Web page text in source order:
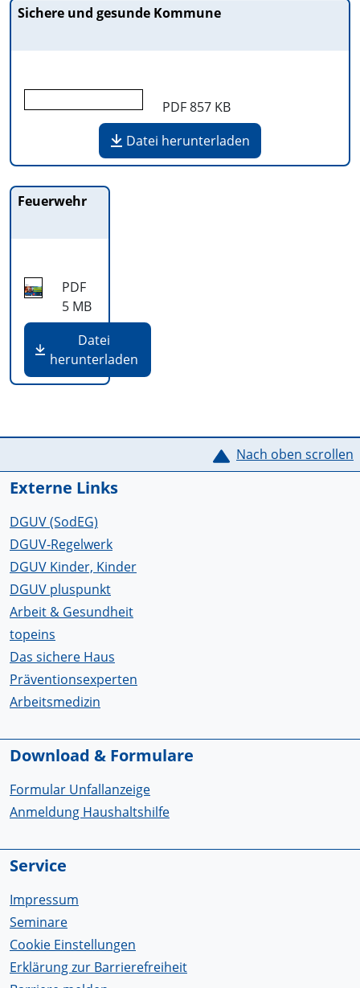
Sichere und gesunde Kommune
PDF857 KB
Datei herunterladen
Feuerwehr
PDF
5 MB
Datei
herunterladen
Service Informationen Nach oben scrollen
Externe Links
DGUV (SodEG)
DGUV-Regelwerk
DGUV Kinder, Kinder
DGUV pluspunkt
Arbeit & Gesundheit
topeins
Das sichere Haus
Präventionsexperten
Arbeitsmedizin
Download & Formulare
Formular Unfallanzeige
Anmeldung Haushaltshilfe
Service
Impressum
Seminare
Cookie Einstellungen
Erklärung zur Barrierefreiheit